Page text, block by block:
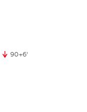
94. minute
90+6'